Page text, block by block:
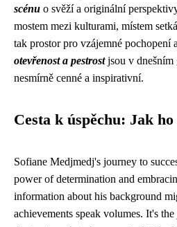
scénu o svěží a originální
mostem mezi kulturami, místem
tak prostor pro vzájemné pochopení
otevřenost a pestrostjsou v dnešním
nesmírně cenné a inspirativní.
Cesta k úspěchu: Jak
Sofiane Medjmedj's journey to
power of determination and
information about his background
achievements speak volumes. It's